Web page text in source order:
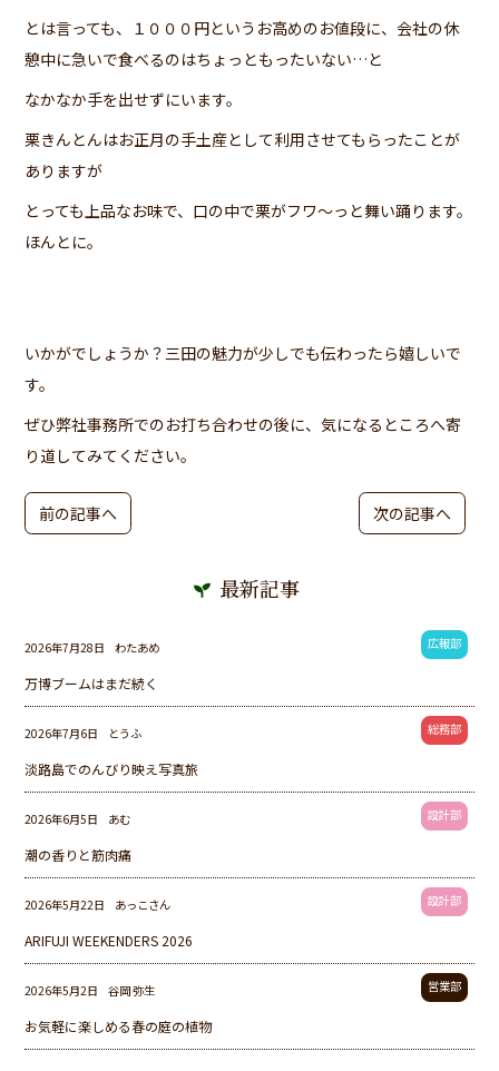
とは言っても、１０００円というお高めのお値段に、会社の休
憩中に急いで食べるのはちょっともったいない…と
なかなか手を出せずにいます。
栗きんとんはお正月の手土産として利用させてもらったことが
ありますが
とっても上品なお味で、口の中で栗がフワ～っと舞い踊ります。
ほんとに。
いかがでしょうか？三田の魅力が少しでも伝わったら嬉しいで
す。
ぜひ弊社事務所でのお打ち合わせの後に、気になるところへ寄
り道してみてください。
前の記事へ 次の記事へ
最新記事
2026年7月28日 広報部
わたあめ
万博ブームはまだ続く
2026年7月6日 総務部
とうふ
淡路島でのんびり映え写真旅
2026年6月5日 設計部
あむ
潮の香りと筋肉痛
2026年5月22日 設計部
あっこさん
ARIFUJI WEEKENDERS 2026
2026年5月2日 営業部
谷岡 弥生
お気軽に楽しめる春の庭の植物